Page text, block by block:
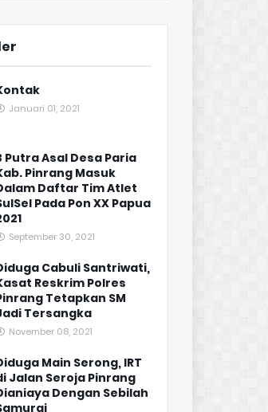
Januari 01, 2021
Putra Asal Desa Paria
Pinrang Masuk
Daftar Tim Atlet
Pada Pon XX Papua
September 30, 2021
Cabuli Santriwati,
Reskrim Polres
Tetapkan SM
Tersangka
November 08, 2021
Main Serong, IRT
Jalan Seroja Pinrang
Dengan Sebilah